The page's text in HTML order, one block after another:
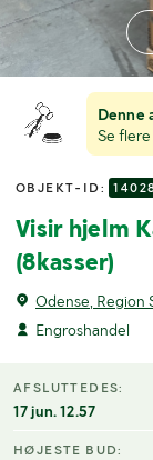
Denne
Se
OBJEKT-ID:
Visir hjelm
(8kasser)
Odense, Region
Engroshandel
AFSLUTTEDES:
17 jun. 12.57
HØJESTE BUD: